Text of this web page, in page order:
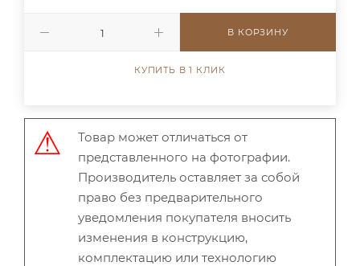
В КОРЗИНУ
КУПИТЬ В 1 КЛИК
Товар может отличаться от
представленного на фотографии.
Производитель оставляет за собой
право без предварительного
уведомления покупателя вносить
изменения в конструкцию,
комплектацию или технологию